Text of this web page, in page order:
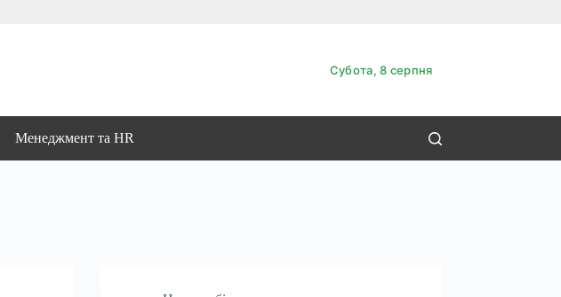
Субота, 8 серпня
Менеджмент та HR